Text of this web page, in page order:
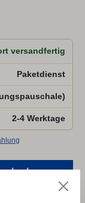
versandfertig
Paketdienst
2-4 Werktage